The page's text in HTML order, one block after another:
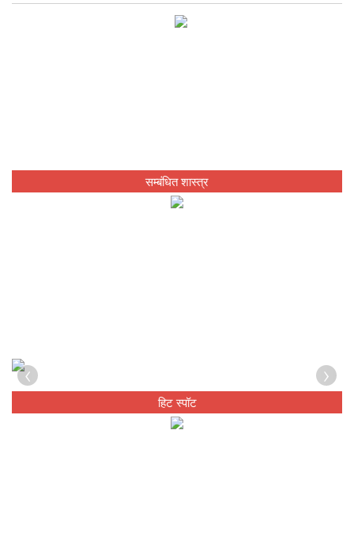
सम्बंधित शास्त्र
‹ ›
हिट स्पॉट